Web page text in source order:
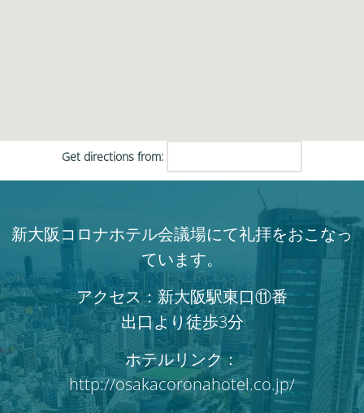
Get directions from:
新大阪コロナホテル会議場にて礼拝をおこなっ
ています。
アクセス：新大阪駅東口⑪番
出口より徒歩3分
ホテルリンク：
http://osakacoronahotel.co.jp/